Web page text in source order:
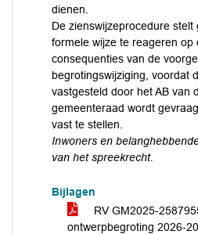
dienen.
De zienswijzeprocedure
formele wijze te reageren op
consequenties van de
begrotingswijziging, voordat
vastgesteld door het AB van
gemeenteraad wordt
vast te stellen.
Inwoners en
van het spreekrecht.
Bijlagen
RV GM2025-
ontwerpbegroting 2026-